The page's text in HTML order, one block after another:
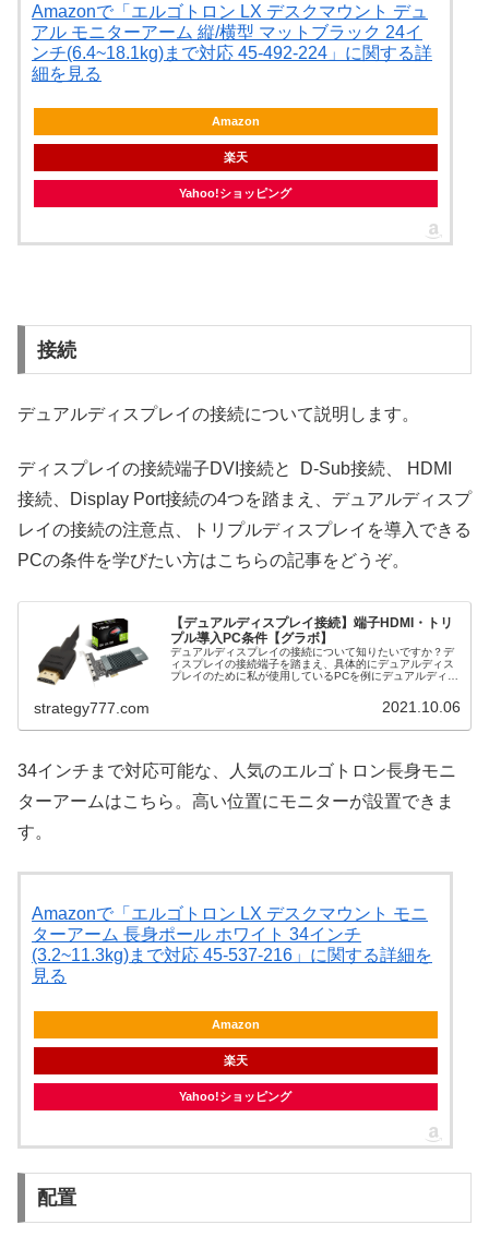
Amazonで「エルゴトロン LX デスクマウント デュ
アル モニターアーム 縦/横型 マットブラック 24イ
ンチ(6.4~18.1kg)まで対応 45-492-224」に関する詳
細を見る
Amazon
楽天
Yahoo!ショッピング
接続
デュアルディスプレイの接続について説明します。
ディスプレイの接続端子DVI接続と D-Sub接続、 HDMI
接続、Display Port接続の4つを踏まえ、デュアルディスプ
レイの接続の注意点、トリプルディスプレイを導入できる
PCの条件を学びたい方はこちらの記事をどうぞ。
【デュアルディスプレイ接続】端子HDMI・トリ
プル導入PC条件【グラボ】
デュアルディスプレイの接続について知りたいですか？デ
ィスプレイの接続端子を踏まえ、具体的にデュアルディス
プレイのために私が使用しているPCを例にデュアルディス
strategy777.com 2021.10.06
34インチまで対応可能な、人気のエルゴトロン長身モニ
ターアームはこちら。高い位置にモニターが設置できま
す。
Amazonで「エルゴトロン LX デスクマウント モニ
ターアーム 長身ポール ホワイト 34インチ
(3.2~11.3kg)まで対応 45-537-216」に関する詳細を
見る
Amazon
楽天
Yahoo!ショッピング
配置